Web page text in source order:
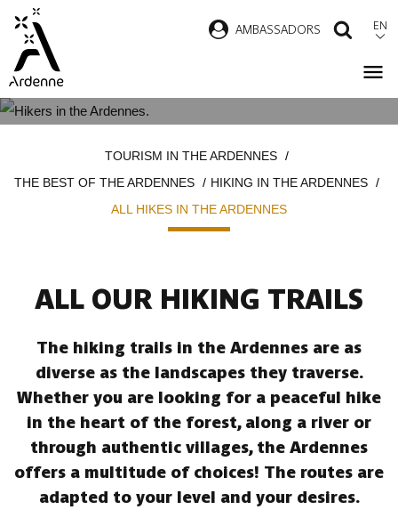
main
content
AMBASSADORS EN
TOURISM IN THE ARDENNES
THE BEST OF THE ARDENNES
HIKING IN THE ARDENNES
ALL HIKES IN THE ARDENNES
ALL OUR HIKING TRAILS
The hiking trails in the Ardennes are as
diverse as the landscapes they traverse.
Whether you are looking for a peaceful hike
in the heart of the forest, along a river or
through authentic villages, the Ardennes
offers a multitude of choices! The routes are
adapted to your level and your desires.